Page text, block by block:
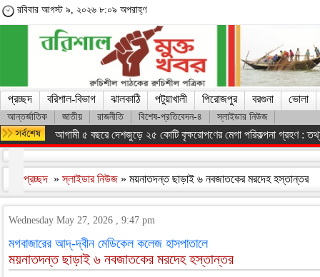
রবিবার আগস্ট ৯, ২০২৬ ৮:০৯ অপরাহ্ণ
প্রচ্ছদ বরিশাল-বিভাগ ঝালকাঠি পটুয়াখালী পিরোজপুর বরগুনা ভোলা
আন্তর্জাতিক জাতীয় রাজনীতি বিশেষ-প্রতিবেদন-৪ স্লাইডার নিউজ
আগামী ৫ বছরে দেশজুড়ে ২৫ কোটি বৃক্ষরোপণের মেগা পরিকল্পনা গ্রহণ :
প্রচ্ছদ »স্লাইডার নিউজ » ময়নাতদন্ত ছাড়াই ৬ নবজাতকের মরদেহ হস্তান্তর
Wednesday May 27, 2026 , 9:47 pm
মগবাজারের আদ্-দ্বীন মেডিকেল কলেজ হাসপাতালে
ময়নাতদন্ত ছাড়াই ৬ নবজাতকের মরদেহ হস্তান্তর